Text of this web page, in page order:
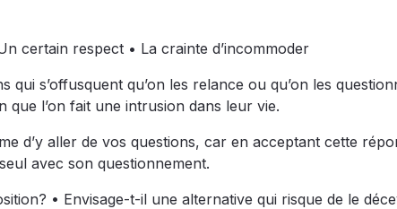
certain respect • La crainte d’incommoder
qui s’offusquent qu’on les relance ou qu’on les
que l’on fait une intrusion dans leur vie.
d’y aller de vos questions, car en acceptant cette
avec son questionnement.
• Envisage-t-il une alternative qui risque de le